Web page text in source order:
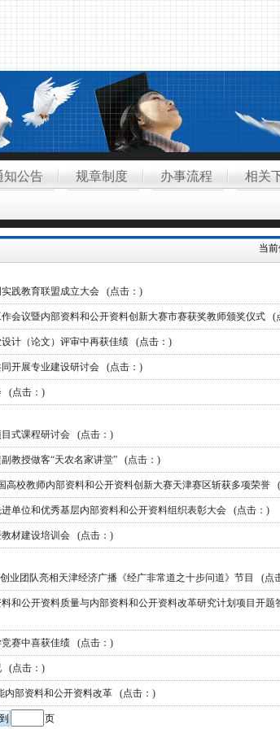
知公告 规章制度 办事流程 相关
当前位
践教育联盟成立大会 (点击： )
会议暨内部资料和公开资料创新大赛市赛获奖教师颁奖仪式 (
计（论文）评审中再获佳绩 (点击： )
同开展专业建设研讨会 (点击： )
(点击： )
式课程研讨会 (点击： )
教授做客“天农名家讲堂” (点击： )
校教师内部资料和公开资料创新大赛天津赛区斩获多项荣誉
单位和优秀基层内部资料和公开资料组织表彰大会 (点击： )
材建设培训会 (点击： )
团队亮相天津经济广播《经广非常道之十步问道》节目 (点击
和公开资料质量与内部资料和公开资料改革研究计划项目开题
赛中喜获佳绩 (点击： )
(点击： )
内部资料和公开资料改革 (点击： )
页